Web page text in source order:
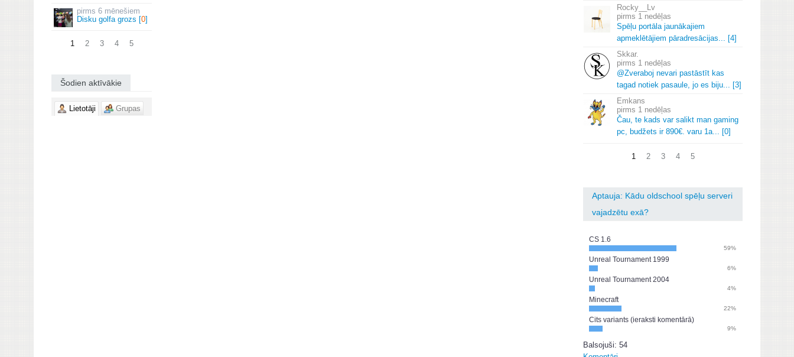
6 mēnešiem
Disku golfa grozs [0]
1 2 3 4 5
Šodien aktīvākie
Lietotāji Grupas
Rocky__Lv
1 nedēļas
Spēļu portāla jaunākajiem
apmeklētājiem pāradresācijas... [4]
Skkar.
1 nedēļas
@Zveraboj nevari pastāstīt kas
tagad notiek pasaule, jo es biju... [3]
Emkans
1 nedēļas
Čau, te kads var salikt man gaming
pc, budžets ir 890€. varu 1a... [0]
1 2 3 4 5
Aptauja: Kādu oldschool spēļu serveri
vajadzētu exā?
CS 1.6
59%
Unreal Tournament 1999
6%
Unreal Tournament 2004
4%
Minecraft
22%
Cits variants (ieraksti komentārā)
9%
Balsojuši: 54